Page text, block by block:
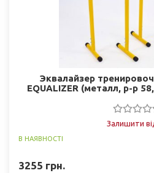
Эквалайзер
EQUALIZER (металл, р-р
Залишити
В НАЯВНОСТІ
3255 грн.